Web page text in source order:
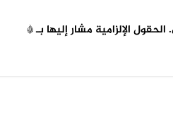
الحقول الإلزامية مشار إليها بـ*